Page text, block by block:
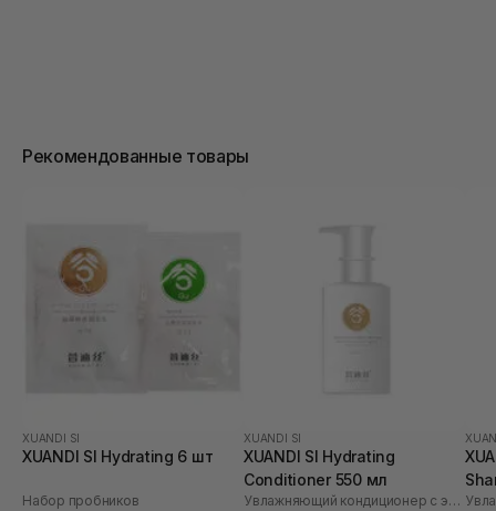
Рекомендованные товары
XUANDI SI
XUANDI SI Hydrating 6 шт
Набор пробников
XUANDI SI
XUANDI SI Hydrating
Conditioner 550 мл
Увлажняющий кондиционер с экстрактом зерна